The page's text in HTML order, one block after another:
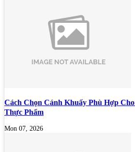
Cách Chọn Cánh Khuấy Phù Hợp
Thực Phẩm
Mon 07, 2026